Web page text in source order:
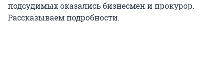
подсудимых оказались бизнесмен и прокурор.
Рассказываем подробности.